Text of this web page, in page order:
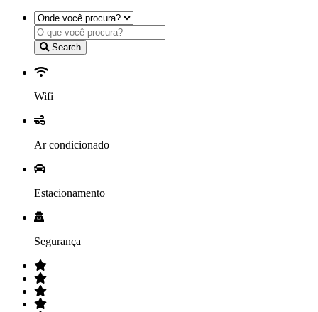
Search
Wifi
Ar condicionado
Estacionamento
Segurança